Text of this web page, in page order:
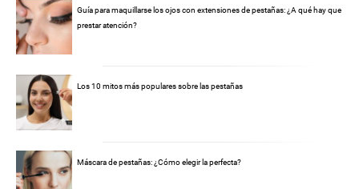
Guía para maquillarse los ojos con extensiones de pestañas: ¿A qué hay que
prestar atención?
Los 10 mitos más populares sobre las pestañas
Máscara de pestañas: ¿Cómo elegir la perfecta?